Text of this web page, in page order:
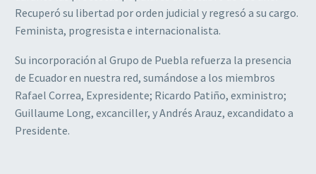
Recuperó su libertad por orden judicial y regresó a su cargo.
Feminista, progresista e internacionalista.
Su incorporación al Grupo de Puebla refuerza la presencia
de Ecuador en nuestra red, sumándose a los miembros
Rafael Correa, Expresidente; Ricardo Patiño, exministro;
Guillaume Long, excanciller, y Andrés Arauz, excandidato a
Presidente.